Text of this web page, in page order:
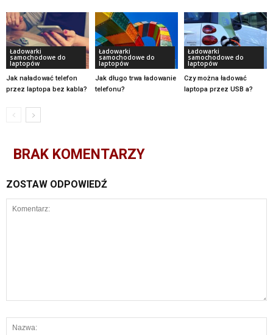
Ładowarki
samochodowe do
laptopów
Jak naładować telefon
przez laptopa bez kabla?
Ładowarki
samochodowe do
laptopów
Jak długo trwa ładowanie
telefonu?
Ładowarki
samochodowe do
laptopów
Czy można ładować
laptopa przez USB a?
BRAK KOMENTARZY
ZOSTAW ODPOWIEDŹ